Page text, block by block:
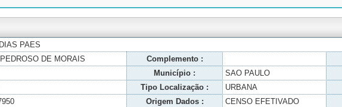
PAES
DE MORAIS Complemento :
Município : SAO PAULO
Tipo Localização : URBANA
Origem Dados : CENSO EFETIVADO